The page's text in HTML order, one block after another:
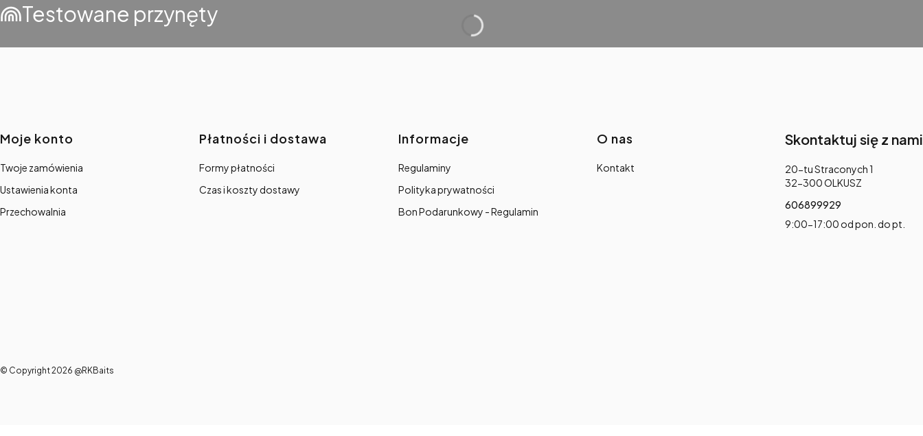
Testowane przynęty
Linki w stopce
Moje konto
Twoje zamówienia
Ustawienia konta
Przechowalnia
Płatności i dostawa
Formy płatności
Czas i koszty dostawy
Informacje
Regulaminy
Polityka prywatności
Bon Podarunkowy - Regulamin
O nas
Kontakt
Skontaktuj się z nami
Adres:
20-tu Straconych 1
32-300 OLKUSZ
606899929
9:00-17:00 od pon. do pt.
© Copyright 2026 @RKBaits